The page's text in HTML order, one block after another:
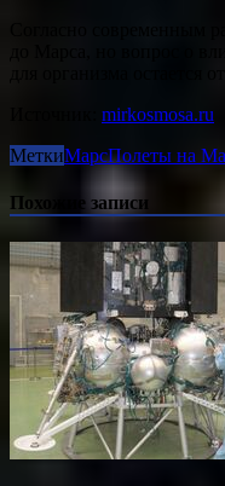
Согласно современным
mirkosmosa.ru
МеткиМарсПолеты на
Похожие записи